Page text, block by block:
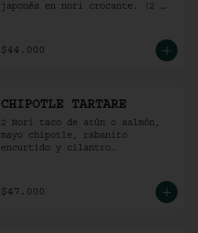
japonés en nori crocante. (2
$44.000
CHIPOTLE TARTARE
2 Nori taco de atún o salmón,
mayo chipotle, rabanito
encurtido y cilantro.
$47.000